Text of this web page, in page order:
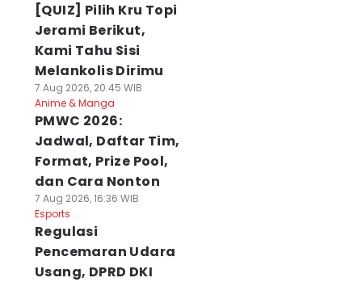
[QUIZ] Pilih Kru Topi
Jerami Berikut,
Kami Tahu Sisi
Melankolis Dirimu
7 Aug 2026, 20:45 WIB
Anime & Manga
PMWC 2026:
Jadwal, Daftar Tim,
Format, Prize Pool,
dan Cara Nonton
7 Aug 2026, 16:36 WIB
Esports
Regulasi
Pencemaran Udara
Usang, DPRD DKI